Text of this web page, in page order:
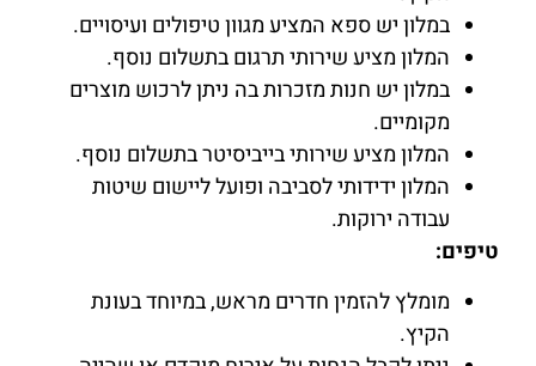
במלון יש ספא המציע מגוון טיפולים ועיסויים.
המלון מציע שירותי תרגום בתשלום נוסף.
במלון יש חנות מזכרות בה ניתן לרכוש מוצרים
מקומיים.
המלון מציע שירותי בייביסיטר בתשלום נוסף.
המלון ידידותי לסביבה ופועל ליישום שיטות
עבודה ירוקות.
טיפים:
מומלץ להזמין חדרים מראש, במיוחד בעונת
הקיץ.